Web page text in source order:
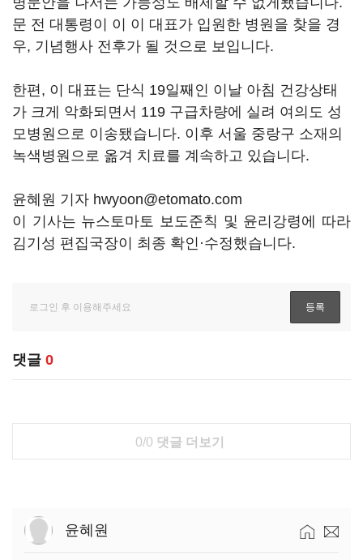
문 전 대통령이 이 이 대표가 입원한 병원을 찾을 경
우, 기념행사 전후가 될 것으로 보입니다.
한편, 이 대표는 단식 19일째인 이날 아침 건강상태
가 크게 악화되면서 119 구급차량에 실려 여의도 성
모병원으로 이송됐습니다. 이후 서울 중랑구 소재의
녹색병원으로 옮겨 치료를 계속하고 있습니다.
윤혜원 기자 hwyoon@etomato.com
이 기사는 뉴스토마토 보도준칙 및 윤리강령에 따라
김기성 편집국장이 최종 확인·수정했습니다.
댓글 0
0/0 댓글 더보기
윤혜원